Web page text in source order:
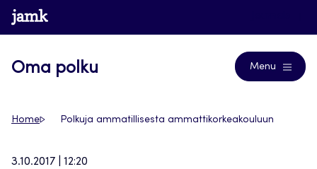
Siirry
suoraan
www.jamk.fi
Oma polku Menu
Home Polkuja ammatillisesta ammattikorkeakouluun
3.10.2017 | 12:20